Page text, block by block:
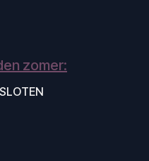
zomer: